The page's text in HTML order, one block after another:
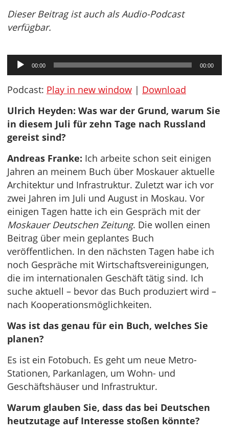
Dieser Beitrag ist auch als Audio-Podcast
verfügbar.
Audio-
Player
00:00 00:00
Podcast: Play in new window | Download
Ulrich Heyden: Was war der Grund, warum Sie
in diesem Juli für zehn Tage nach Russland
gereist sind?
Andreas Franke: Ich arbeite schon seit einigen
Jahren an meinem Buch über Moskauer aktuelle
Architektur und Infrastruktur. Zuletzt war ich vor
zwei Jahren im Juli und August in Moskau. Vor
einigen Tagen hatte ich ein Gespräch mit der
Moskauer Deutschen Zeitung. Die wollen einen
Beitrag über mein geplantes Buch
veröffentlichen. In den nächsten Tagen habe ich
noch Gespräche mit Wirtschaftsvereinigungen,
die im internationalen Geschäft tätig sind. Ich
suche aktuell – bevor das Buch produziert wird –
nach Kooperationsmöglichkeiten.
Was ist das genau für ein Buch, welches Sie
planen?
Es ist ein Fotobuch. Es geht um neue Metro-
Stationen, Parkanlagen, um Wohn- und
Geschäftshäuser und Infrastruktur.
Warum glauben Sie, dass das bei Deutschen
heutzutage auf Interesse stoßen könnte?